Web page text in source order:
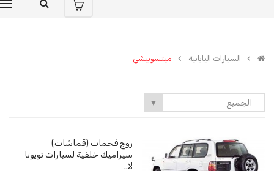
السيارات اليابانية ميتسوبيشي
الجميع ▼
زوج فحمات (قماشات)
سيراميك خلفية لسيارات تويوتا
لا..